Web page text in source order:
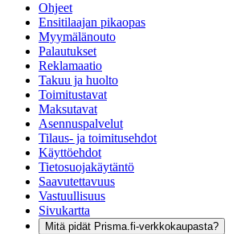
Ohjeet
Ensitilaajan pikaopas
Myymälänouto
Palautukset
Reklamaatio
Takuu ja huolto
Toimitustavat
Maksutavat
Asennuspalvelut
Tilaus- ja toimitusehdot
Käyttöehdot
Tietosuojakäytäntö
Saavutettavuus
Vastuullisuus
Sivukartta
Mitä pidät Prisma.fi-verkkokaupasta?